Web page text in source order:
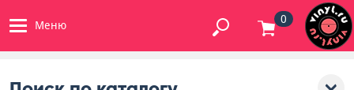
Меню 0